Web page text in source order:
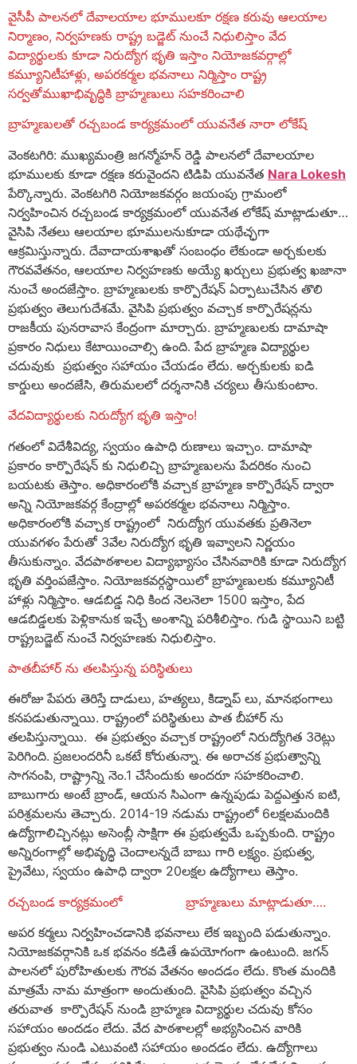
వైసీపీ పాలనలో దేవాలయాల భూములకూ రక్షణ కరువు ఆలయాల
నిర్మాణం, నిర్వహణకు రాష్ట్ర బడ్జెట్ నుంచే నిధులిస్తాం వేద
విద్యార్థులకు కూడా నిరుద్యోగ భృతి ఇస్తాం నియోజకవర్గాల్లో
కమ్యూనిటీహాళ్లు, అపరకర్మల భవనాలు నిర్మిస్తాం రాష్ట్ర
సర్వతోముఖాభివృద్ధికి బ్రాహ్మణులు సహకరించాలి
బ్రాహ్మణులతో రచ్చబండ కార్యక్రమంలో యువనేత నారా లోకేష్
వెంకటగిరి: ముఖ్యమంత్రి జగన్మోహన్ రెడ్డి పాలనలో దేవాలయాల
భూములకు కూడా రక్షణ కరువైందని టిడిపి యువనేత Nara Lokesh
పేర్కొన్నారు. వెంకటగిరి నియోజకవర్గం జయంపు గ్రామంలో
నిర్వహించిన రచ్చబండ కార్యక్రమంలో యువనేత లోకేష్ మాట్లాడుతూ…
వైసిపి నేతలు ఆలయాల భూములనుకూడా యథేచ్ఛగా
ఆక్రమిస్తున్నారు. దేవాదాయశాఖతో సంబంధం లేకుండా అర్చకులకు
గౌరవవేతనం, ఆలయాల నిర్వహణకు అయ్యే ఖర్చులు ప్రభుత్వ ఖజానా
నుంచే అందజేస్తాం. బ్రాహ్మణులకు కార్పొరేషన్ ఏర్పాటుచేసిన తొలి
ప్రభుత్వం తెలుగుదేశమే. వైసిపి ప్రభుత్వం వచ్చాక కార్పొరేషన్లను
రాజకీయ పునరావాస కేంద్రంగా మార్చారు. బ్రాహ్మణులకు దామాషా
ప్రకారం నిధులు కేటాయించాల్సి ఉంది. పేద బ్రాహ్మణ విద్యార్థుల
చదువుకు ప్రభుత్వం సహాయం చేయడం లేదు. అర్చకులకు ఐడి
కార్డులు అందజేసి, తిరుమలలో దర్శనానికి చర్యలు తీసుకుంటాం.
వేదవిద్యార్థులకు నిరుద్యోగ భృతి ఇస్తాం!
గతంలో విదేశీవిద్య, స్వయం ఉపాధి రుణాలు ఇచ్చాం. దామాషా
ప్రకారం కార్పొరేషన్ కు నిధులిచ్చి బ్రాహ్మణులను పేదరికం నుంచి
బయటకు తెస్తాం. అధికారంలోకి వచ్చాక బ్రాహ్మణ కార్పొరేషన్ ద్వారా
అన్ని నియోజకవర్గ కేంద్రాల్లో అపరకర్మల భవనాలు నిర్మిస్తాం.
అధికారంలోకి వచ్చాక రాష్ట్రంలో నిరుద్యోగ యువతకు ప్రతినెలా
యువగళం పేరుతో 3వేల నిరుద్యోగ భృతి ఇవ్వాలని నిర్ణయం
తీసుకున్నాం. వేదపాఠశాలల విద్యాభ్యాసం చేసినవారికి కూడా నిరుద్యోగ
భృతి వర్తింపజేస్తాం. నియోజకవర్గస్థాయిలో బ్రాహ్మణులకు కమ్యూనిటీ
హాళ్లు నిర్మిస్తాం. ఆడబిడ్డ నిధి కింద నెలనెలా 1500 ఇస్తాం, పేద
ఆడబిడ్డలకు పెళ్లికానుక ఇచ్చే అంశాన్ని పరిశీలిస్తాం. గుడి స్థాయిని బట్టి
రాష్ట్రబడ్జెట్ నుంచే నిర్వహణకు నిధులిస్తాం.
పాతబీహార్ ను తలపిస్తున్న పరిస్థితులు
ఈరోజు పేపరు తెరిస్తే దాడులు, హత్యలు, కిడ్నాప్ లు, మానభంగాలు
కనపడుతున్నాయి. రాష్ట్రంలో పరిస్థితులు పాత బీహార్ ను
తలపిస్తున్నాయి. ఈ ప్రభుత్వం వచ్చాక రాష్ట్రంలో నిరుద్యోగిత 3రెట్లు
పెరిగింది. ప్రజలందరినీ ఒకటే కోరుతున్నా. ఈ అరాచక ప్రభుత్వాన్ని
సాగనంపి, రాష్ట్రాన్ని నెం.1 చేసేందుకు అందరూ సహకరించాలి.
బాబుగారు అంటే బ్రాండ్, ఆయన సిఎంగా ఉన్నపుడు పెద్దఎత్తున ఐటి,
పరిశ్రమలను తెచ్చారు. 2014-19 నడుమ రాష్ట్రంలో 6లక్షలమందికి
ఉద్యోగాలిచ్చినట్లు అసెంబ్లీ సాక్షిగా ఈ ప్రభుత్వమే ఒప్పకుంది. రాష్ట్రం
అన్నిరంగాల్లో అభివృద్ధి చెందాలన్నదే బాబు గారి లక్ష్యం. ప్రభుత్వ,
ప్రైవేటు, స్వయం ఉపాధి ద్వారా 20లక్షల ఉద్యోగాలు తెస్తాం.
రచ్చబండ కార్యక్రమంలో బ్రాహ్మణులు మాట్లాడుతూ….
అపర కర్మలు నిర్వహించడానికి భవనాలు లేక ఇబ్బంది పడుతున్నాం.
నియోజకవర్గానికి ఒక భవనం కడితే ఉపయోగంగా ఉంటుంది. జగన్
పాలనలో పురోహితులకు గౌరవ వేతనం అందడం లేదు. కొంత మందికి
మాత్రమే నామ మాత్రంగా అందుతుంది. వైసిపి ప్రభుత్వం వచ్చిన
తరువాత కార్పొరేషన్ నుండి బ్రాహ్మణ విద్యార్థుల చదువు కోసం
సహాయం అందడం లేదు. వేద పాఠశాలల్లో అభ్యసించిన వారికి
ప్రభుత్వం నుండి ఎటువంటి సహాయం అందడం లేదు. ఉద్యోగాలు